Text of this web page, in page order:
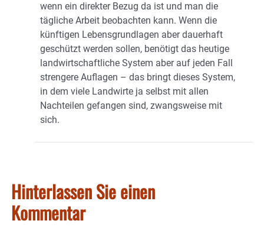
wenn ein direkter Bezug da ist und man die
tägliche Arbeit beobachten kann. Wenn die
künftigen Lebensgrundlagen aber dauerhaft
geschützt werden sollen, benötigt das heutige
landwirtschaftliche System aber auf jeden Fall
strengere Auflagen – das bringt dieses System,
in dem viele Landwirte ja selbst mit allen
Nachteilen gefangen sind, zwangsweise mit
sich.
Hinterlassen Sie einen
Kommentar